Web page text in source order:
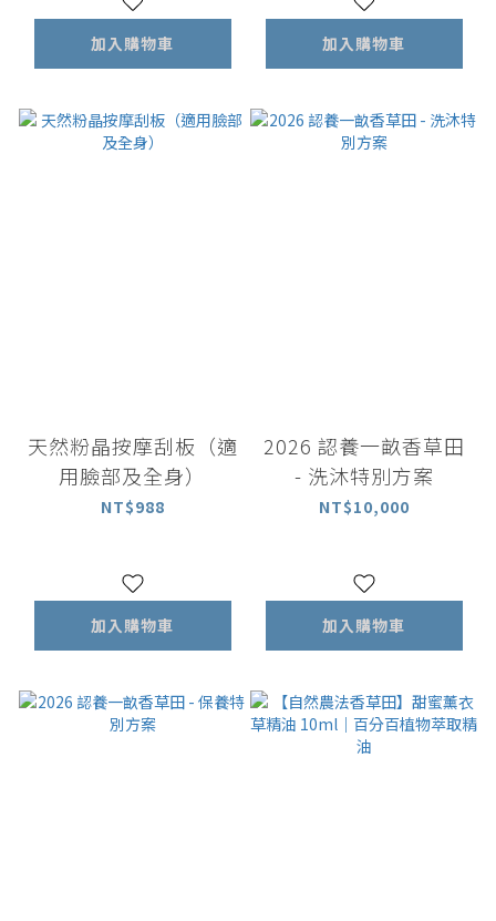
加入購物車 加入購物車
天然粉晶按摩刮板（適
用臉部及全身）
NT$988
加入購物車
2026 認養一畝香草田
- 洗沐特別方案
NT$10,000
加入購物車